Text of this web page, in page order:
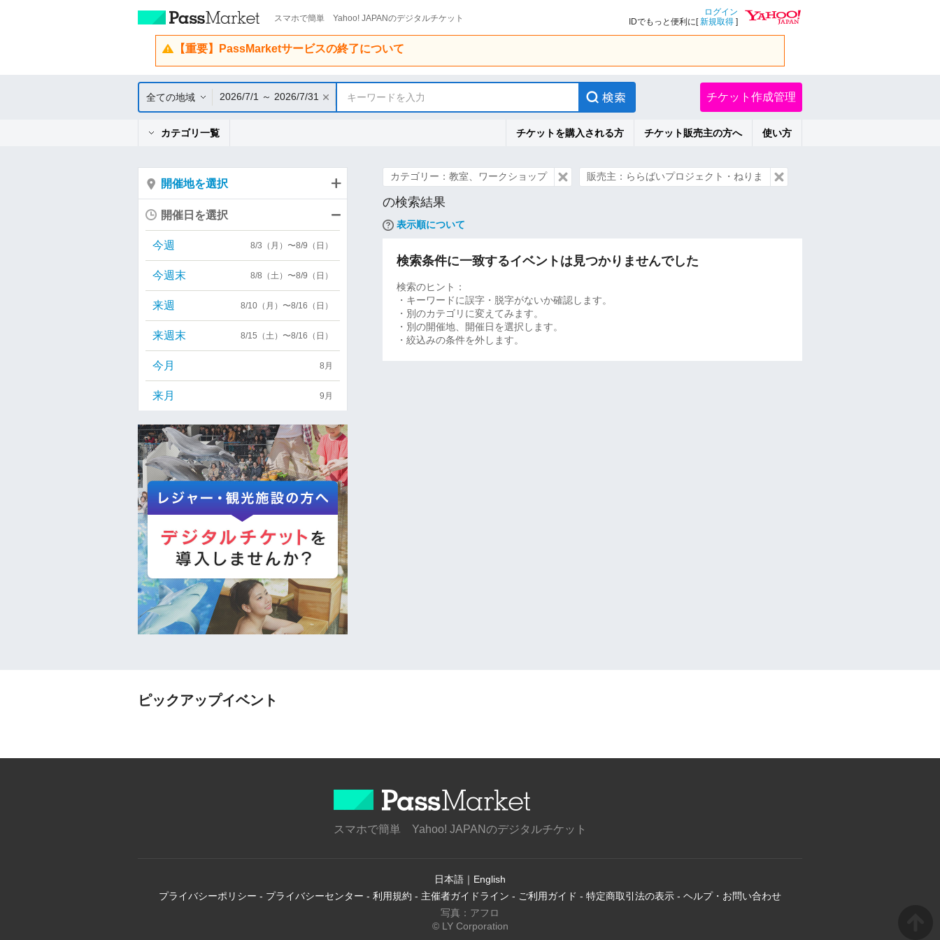
スマホで簡単 Yahoo! JAPANのデジタルチケット
ログイン
IDでもっと便利に[新規取得 ]
【重要】PassMarketサービスの終了について
全ての地域 2026/7/1 ～ 2026/7/31 キーワードを入力 チケット作成管理
カテゴリ一覧 チケットを購入される方 チケット販売主の方へ 使い方
カテゴリー：教室、ワークショップ 販売主：ららばいプロジェクト・ねりま
の検索結果
表示順について
検索条件に一致するイベントは見つかりませんでした
検索のヒント：
・キーワードに誤字・脱字がないか確認します。
・別のカテゴリに変えてみます。
・別の開催地、開催日を選択します。
・絞込みの条件を外します。
開催地を選択
開催日を選択
今週 8/3（月）〜8/9（日）
今週末 8/8（土）〜8/9（日）
来週 8/10（月）〜8/16（日）
来週末 8/15（土）〜8/16（日）
今月 8月
来月 9月
ピックアップイベント
スマホで簡単 Yahoo! JAPANのデジタルチケット
日本語 ｜ English
プライバシーポリシー - プライバシーセンター - 利用規約 - 主催者ガイドライン - ご利用ガイド - 特定商取引法の表示 - ヘルプ・お問い合わせ
写真：アフロ
© LY Corporation